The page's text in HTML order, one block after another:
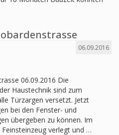
06.09.2016
06.09.2016 Die
Haustechnik sind zum
Türzargen versetzt. Jetzt
bei den Fenster- und
übergeben zu können. Im
verlegt und …